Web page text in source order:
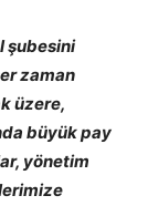
şubesini
zaman
üzere,
büyük pay
yönetim